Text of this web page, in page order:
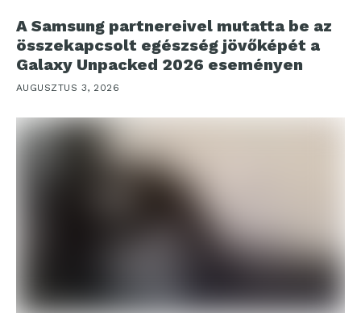
A Samsung partnereivel mutatta be az
összekapcsolt egészség jövőképét a
Galaxy Unpacked 2026 eseményen
AUGUSZTUS 3, 2026